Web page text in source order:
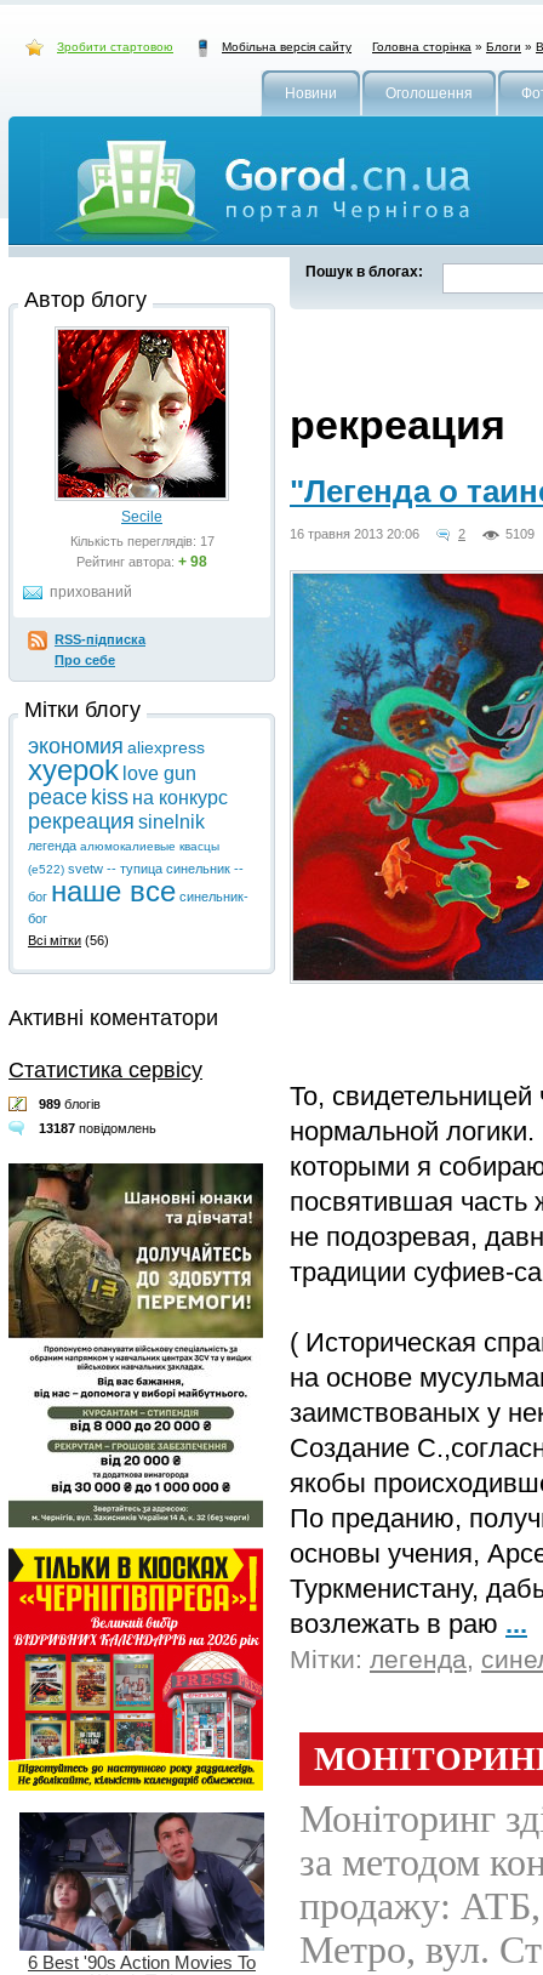
Зробити стартовою Мобільна версія сайту Головна сторінка » Блоги »
Новини Оголошення
Пошук в блогах:
рекреация
"Легенда о
16 травня 2013 20:06 2 5109
То,
нормальной
которыми я
посвятившая часть
не подозревая,
традиции суфиев-
( Историческая
на основе
заимствованых у
Создание
якобы
По преданию,
основы учения,
Туркменистану,
возлежать в раю ...
Мітки: легенда,
Автор блогу
Secile
Кількість переглядів: 17
Рейтинг автора: + 98
прихований
RSS-підписка
Про себе
Мітки блогу
экономия aliexpress
xyepok love gun
peace kiss на конкурс
рекреация sinelnik
легенда алюмокалиевые квасцы
(е522) svetw -- тупица синельник --
бог наше все синельник-
бог
Всі мітки (56)
Активні коментатори
Статистика сервісу
989 блогів
13187 повідомлень